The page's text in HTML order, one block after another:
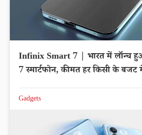
Infinix Smart 7 | भारत में लॉन्च
7 स्मार्टफोन, कीमत हर किसी के बजट
Gadgets